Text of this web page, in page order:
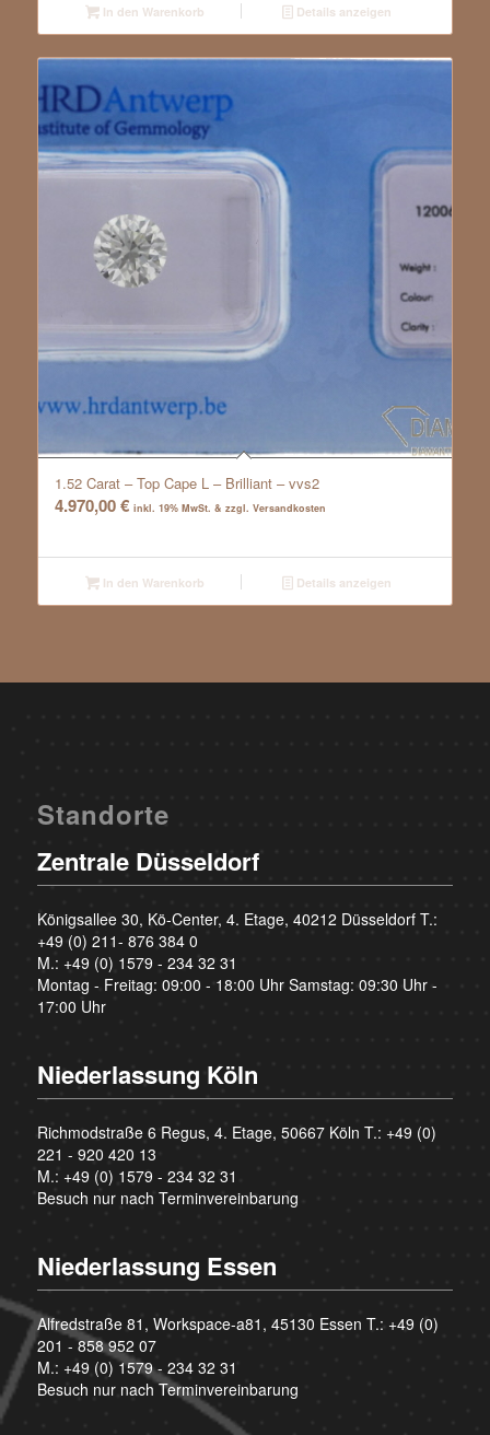
In den Warenkorb Details anzeigen
1.52 Carat – Top Cape L – Brilliant – vvs2
4.970,00€ inkl. 19% MwSt. & zzgl. Versandkosten
In den Warenkorb Details anzeigen
Standorte
Zentrale Düsseldorf
Königsallee 30, Kö-Center, 4. Etage, 40212 Düsseldorf T.:
+49 (0) 211- 876 384 0
M.: +49 (0) 1579 - 234 32 31
Montag - Freitag: 09:00 - 18:00 Uhr Samstag: 09:30 Uhr -
17:00 Uhr
Niederlassung Köln
Richmodstraße 6 Regus, 4. Etage, 50667 Köln T.: +49 (0)
221 - 920 420 13
M.: +49 (0) 1579 - 234 32 31
Besuch nur nach Terminvereinbarung
Niederlassung Essen
Alfredstraße 81, Workspace-a81, 45130 Essen T.: +49 (0)
201 - 858 952 07
M.: +49 (0) 1579 - 234 32 31
Besuch nur nach Terminvereinbarung